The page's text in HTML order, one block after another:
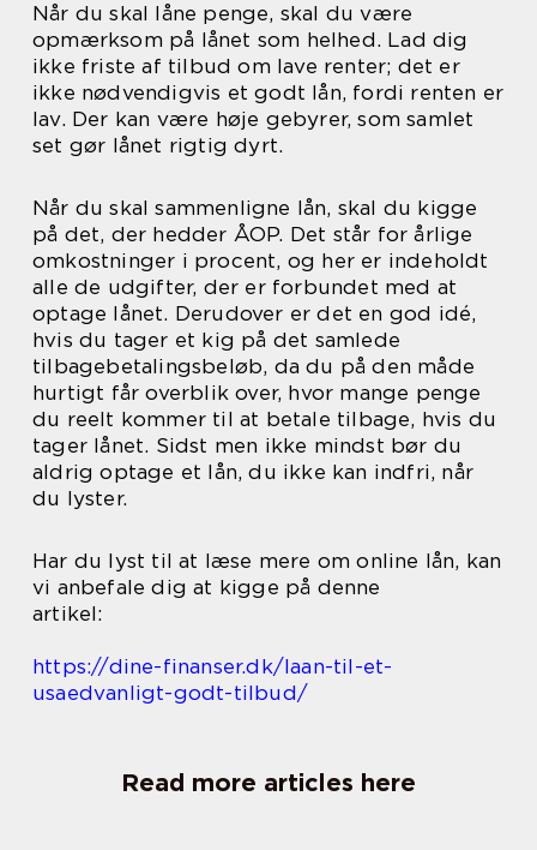
Når du skal låne penge, skal du være
opmærksom på lånet som helhed. Lad dig
ikke friste af tilbud om lave renter; det er
ikke nødvendigvis et godt lån, fordi renten er
lav. Der kan være høje gebyrer, som samlet
set gør lånet rigtig dyrt.
Når du skal sammenligne lån, skal du kigge
på det, der hedder ÅOP. Det står for årlige
omkostninger i procent, og her er indeholdt
alle de udgifter, der er forbundet med at
optage lånet. Derudover er det en god idé,
hvis du tager et kig på det samlede
tilbagebetalingsbeløb, da du på den måde
hurtigt får overblik over, hvor mange penge
du reelt kommer til at betale tilbage, hvis du
tager lånet. Sidst men ikke mindst bør du
aldrig optage et lån, du ikke kan indfri, når
du lyster.
Har du lyst til at læse mere om online lån, kan
vi anbefale dig at kigge på denne
artikel:
https://dine-finanser.dk/laan-til-et-
usaedvanligt-godt-tilbud/
Read more articles here